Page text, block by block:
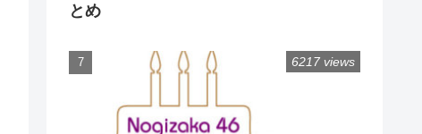
とめ
6217 views